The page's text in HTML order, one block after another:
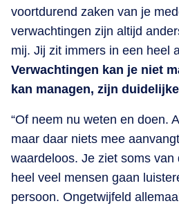
voortdurend zaken van je
verwachtingen zijn altijd
mij. Jij zit immers in een heel
Verwachtingen kan je niet
kan managen, zijn
“Of neem nu weten en doen.
maar daar niets mee
waardeloos. Je ziet soms
heel veel mensen gaan
persoon. Ongetwijfeld